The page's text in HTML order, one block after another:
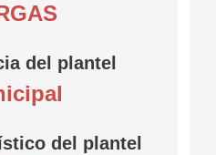
del plantel
del plantel